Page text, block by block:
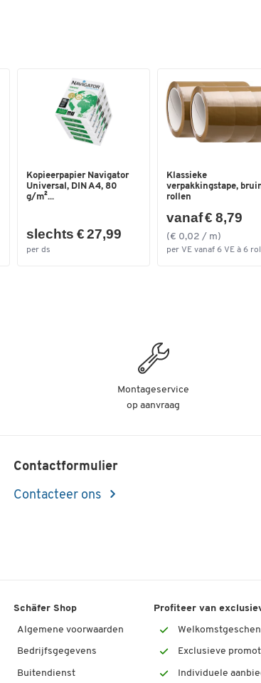
wielen/zwenkwielen/rollen
(mm)
Hoogte duwbeugel (mm) 990
Kopieerpapier Navigator
Universal, DIN A4, 80
g/m²...
slechts € 27,99
per ds
Klassieke
verpakkingstape,
rollen
vanaf € 8,79
(€ 0,02 / m)
per VE vanaf 6 VE à 6 rol
Montageservice
op aanvraag
Contactformulier
Contacteer ons
Schäfer Shop
Algemene voorwaarden
Bedrijfsgegevens
Buitendienst
Profiteer van
Exclusieve
Individuele